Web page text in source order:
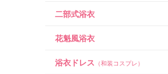
二部式浴衣
花魁風浴衣
浴衣ドレス （和装コスプレ）